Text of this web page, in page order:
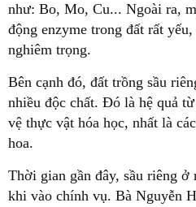
như: Bo, Mo, Cu... Ngoài ra,
động enzyme trong đất rất
nghiêm trọng.
Bên cạnh đó, đất trồng sầu
nhiều độc chất. Đó là hệ quả
vệ thực vật hóa học, nhất là
hoa.
Thời gian gần đây, sầu riêng
khi vào chính vụ. Bà Nguyễn